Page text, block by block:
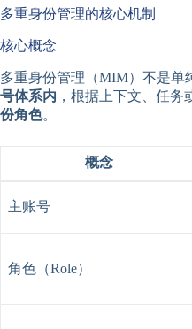
多重身份管理的核心机制
核心概念
多重身份管理（MIM）不是单
号体系内 ，根据上下文、任务
份角色。
概念
主账号
角色（Role）